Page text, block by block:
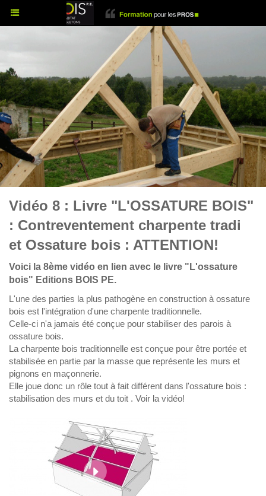
Vidéo 8 : Livre "L'OSSATURE BOIS"
: Contreventement charpente tradi
et Ossature bois : ATTENTION!
Voici la 8ème vidéo en lien avec le livre "L'ossature
bois" Editions BOIS PE.
L'une des parties la plus pathogène en construction à ossature
bois est l'intégration d'une charpente traditionnelle.
Celle-ci n'a jamais été conçue pour stabiliser des parois à
ossature bois.
La charpente bois traditionnelle est conçue pour être portée et
stabilisée en partie par la masse que représente les murs et
pignons en maçonnerie.
Elle joue donc un rôle tout à fait différent dans l'ossature bois :
stabilisation des murs et du toit . Voir la vidéo!